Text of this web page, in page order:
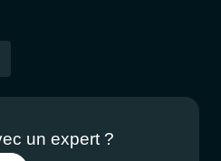
un expert ?